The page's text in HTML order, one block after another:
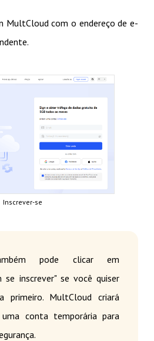
MultCloud com o endereço de e-
Inscrever-se
pode clicar em
se inscrever" se você quiser
MultCloud criará
conta temporária para